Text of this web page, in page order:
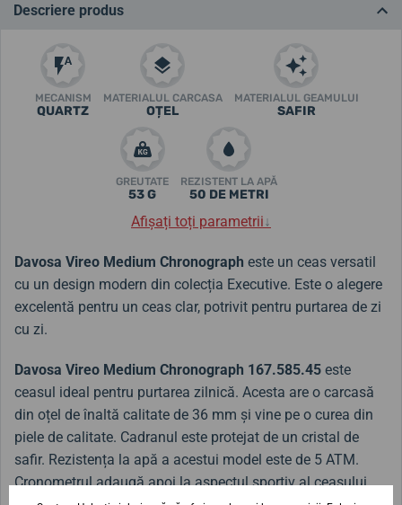
Descriere produs
MECANISM
QUARTZ
MATERIALUL CARCASA
OȚEL
MATERIALUL GEAMULUI
SAFIR
GREUTATE
53 G
REZISTENT LA APĂ
50 DE METRI
Afișați toți parametrii↓
Davosa Vireo Medium Chronograph este un ceas versatil
cu un design modern din colecția Executive. Este o alegere
excelentă pentru un ceas clar, potrivit pentru purtarea de zi
cu zi.
Davosa Vireo Medium Chronograph 167.585.45 este
ceasul ideal pentru purtarea zilnică. Acesta are o carcasă
din oțel de înaltă calitate de 36 mm și vine pe o curea din
piele de calitate. Cadranul este protejat de un cristal de
safir. Rezistența la apă a acestui model este de 5 ATM.
Cronometrul adaugă apoi la aspectul sportiv al ceasului.